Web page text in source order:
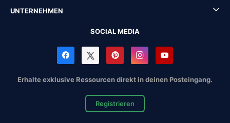
UNTERNEHMEN
SOCIAL MEDIA
Erhalte exklusive Ressourcen direkt in deinen Posteingang.
Registrieren